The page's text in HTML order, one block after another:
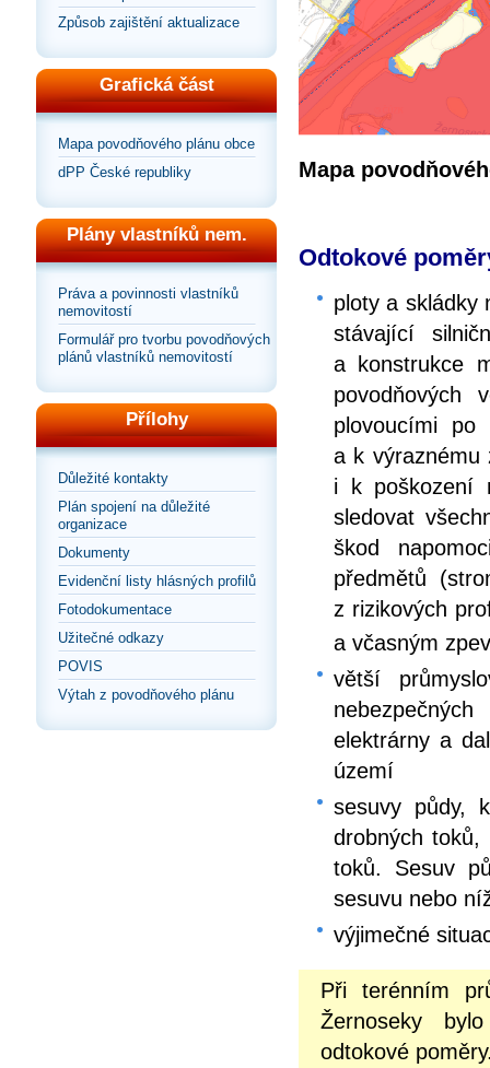
Způsob zajištění aktualizace
Grafická část
Mapa povodňového plánu obce
dPP České republiky
Plány vlastníků nem.
Práva a povinnosti vlastníků
nemovitostí
Formulář pro tvorbu povodňových
plánů vlastníků nemovitostí
Přílohy
Důležité kontakty
Plán spojení na důležité
organizace
Dokumenty
Evidenční listy hlásných profilů
Fotodokumentace
Užitečné odkazy
POVIS
Výtah z povodňového plánu
Mapa
Odtokové
ploty a skládky
stávající
a konstrukce
povodňových
plovoucími
a k výraznému
i k poškození
sledovat
škod
předmětů
z rizikových
a včasným
větší
elektrárny a
území
sesuvy půdy,
drobných toků,
toků. Sesuv
sesuvu nebo
výjimečné
Při terénním
Žernoseky
odtokové